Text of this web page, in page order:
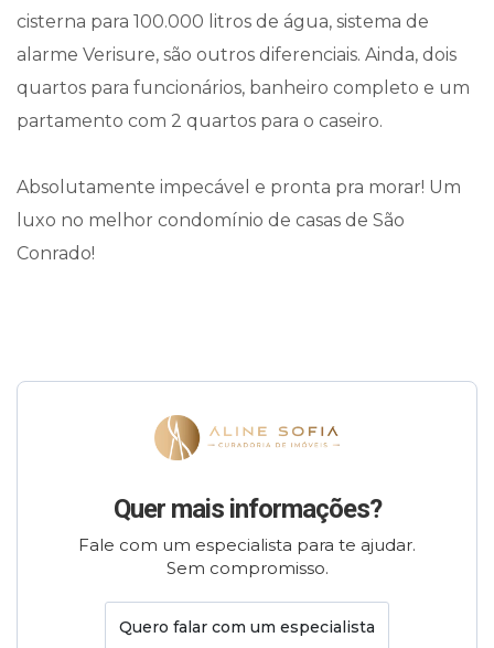
cisterna para 100.000 litros de água, sistema de
alarme Verisure, são outros diferenciais. Ainda, dois
quartos para funcionários, banheiro completo e um
partamento com 2 quartos para o caseiro.
Absolutamente impecável e pronta pra morar! Um
luxo no melhor condomínio de casas de São
Conrado!
Quer mais informações?
Fale com um especialista para te ajudar.
Sem compromisso.
Quero falar com um especialista